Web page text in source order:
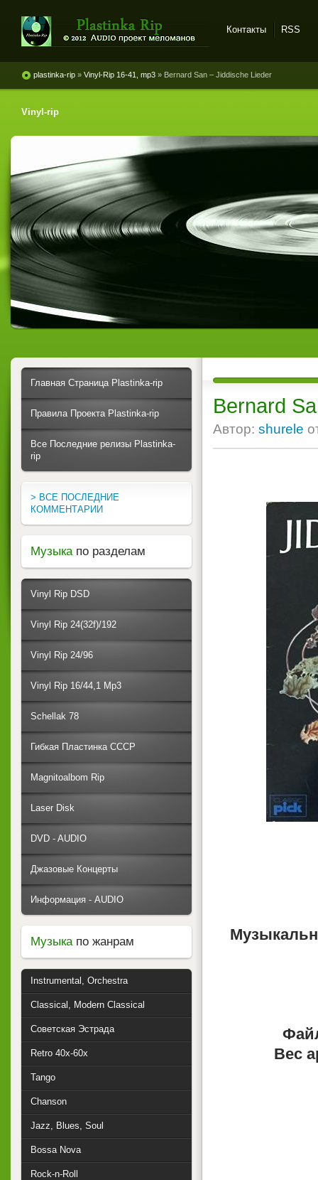
винила и магнитоальбомов
Контакты RSS
plastinka-rip » Vinyl-Rip 16-41, mp3 » Bernard San – Jiddische Lieder
Vinyl-rip
Bernard
Автор: shurele
Вес
Главная Страница Plastinka-rip
Правила Проекта Plastinka-rip
Все Последние релизы Plastinka-
rip
> ВСЕ ПОСЛЕДНИЕ
КОММЕНТАРИИ
Музыка по разделам
Vinyl Rip DSD
Vinyl Rip 24(32f)/192
Vinyl Rip 24/96
Vinyl Rip 16/44,1 Mp3
Schellak 78
Гибкая Пластинка СССР
Magnitoalbom Rip
Laser Disk
DVD - AUDIO
Джазовые Концерты
Информация - AUDIO
Музыкапо жанрам
Instrumental, Orchestra
Classical, Modern Classical
Советская Эстрада
Retro 40x-60x
Tango
Chanson
Jazz, Blues, Soul
Bossa Nova
Rock-n-Roll